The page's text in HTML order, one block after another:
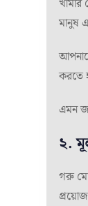
খামার
মানুষ
করতে
এমন
২.
গরু